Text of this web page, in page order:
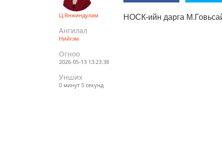
Ц.Янжиндулам
Ангилал
Нийгэм
Огноо
2026-05-13 13:23:38
Унших
0 минут 5 секунд
НОСК-ийн дарга